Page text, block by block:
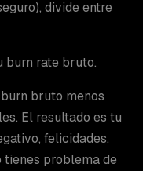
divide entre
burn rate bruto.
bruto menos
El resultado es tu
felicidades,
tienes problema de